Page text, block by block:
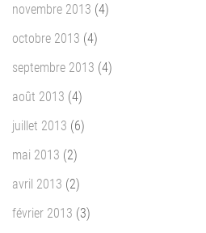
novembre 2013 (4)
octobre 2013 (4)
septembre 2013 (4)
août 2013 (4)
juillet 2013 (6)
mai 2013 (2)
avril 2013 (2)
février 2013 (3)